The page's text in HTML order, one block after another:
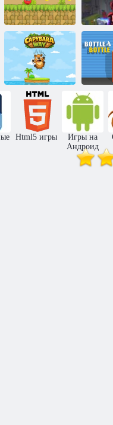
Удар красного
шара 5
Путь капибары
Html5 игры
Игры на
Андроид